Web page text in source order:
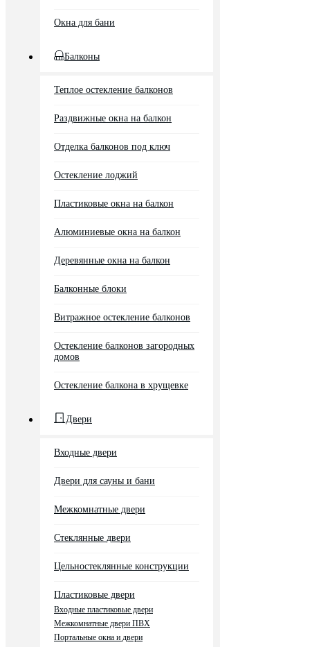
Окна для бани
Балконы
Теплое остекление балконов
Раздвижные окна на балкон
Отделка балконов под ключ
Остекление лоджий
Пластиковые окна на балкон
Алюминиевые окна на балкон
Деревянные окна на балкон
Балконные блоки
Витражное остекление балконов
Остекление балконов загородных
домов
Остекление балкона в хрущевке
Двери
Входные двери
Двери для сауны и бани
Межкомнатные двери
Стеклянные двери
Цельностеклянные конструкции
Пластиковые двери
Входные пластиковые двери
Межкомнатные двери ПВХ
Портальные окна и двери